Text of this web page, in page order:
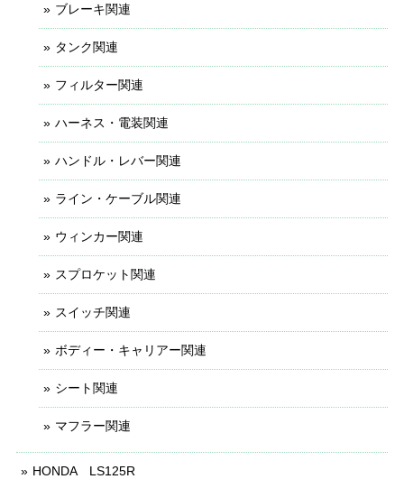
ブレーキ関連
タンク関連
フィルター関連
ハーネス・電装関連
ハンドル・レバー関連
ライン・ケーブル関連
ウィンカー関連
スプロケット関連
スイッチ関連
ボディー・キャリアー関連
シート関連
マフラー関連
HONDA LS125R